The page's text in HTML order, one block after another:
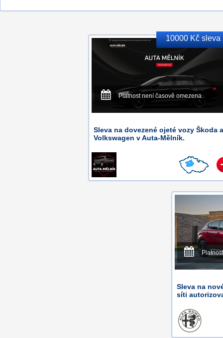
10000 Kč sleva
Platnost není časově omezena.
Sleva na dovezené ojeté vozy Škoda
Volkswagen v Auta-Mělník.
Sleva na
síti